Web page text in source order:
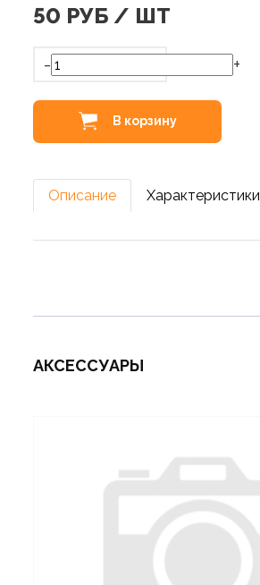
50 РУБ / ШТ
- +
В корзину
Описание Характеристики
АКСЕССУАРЫ